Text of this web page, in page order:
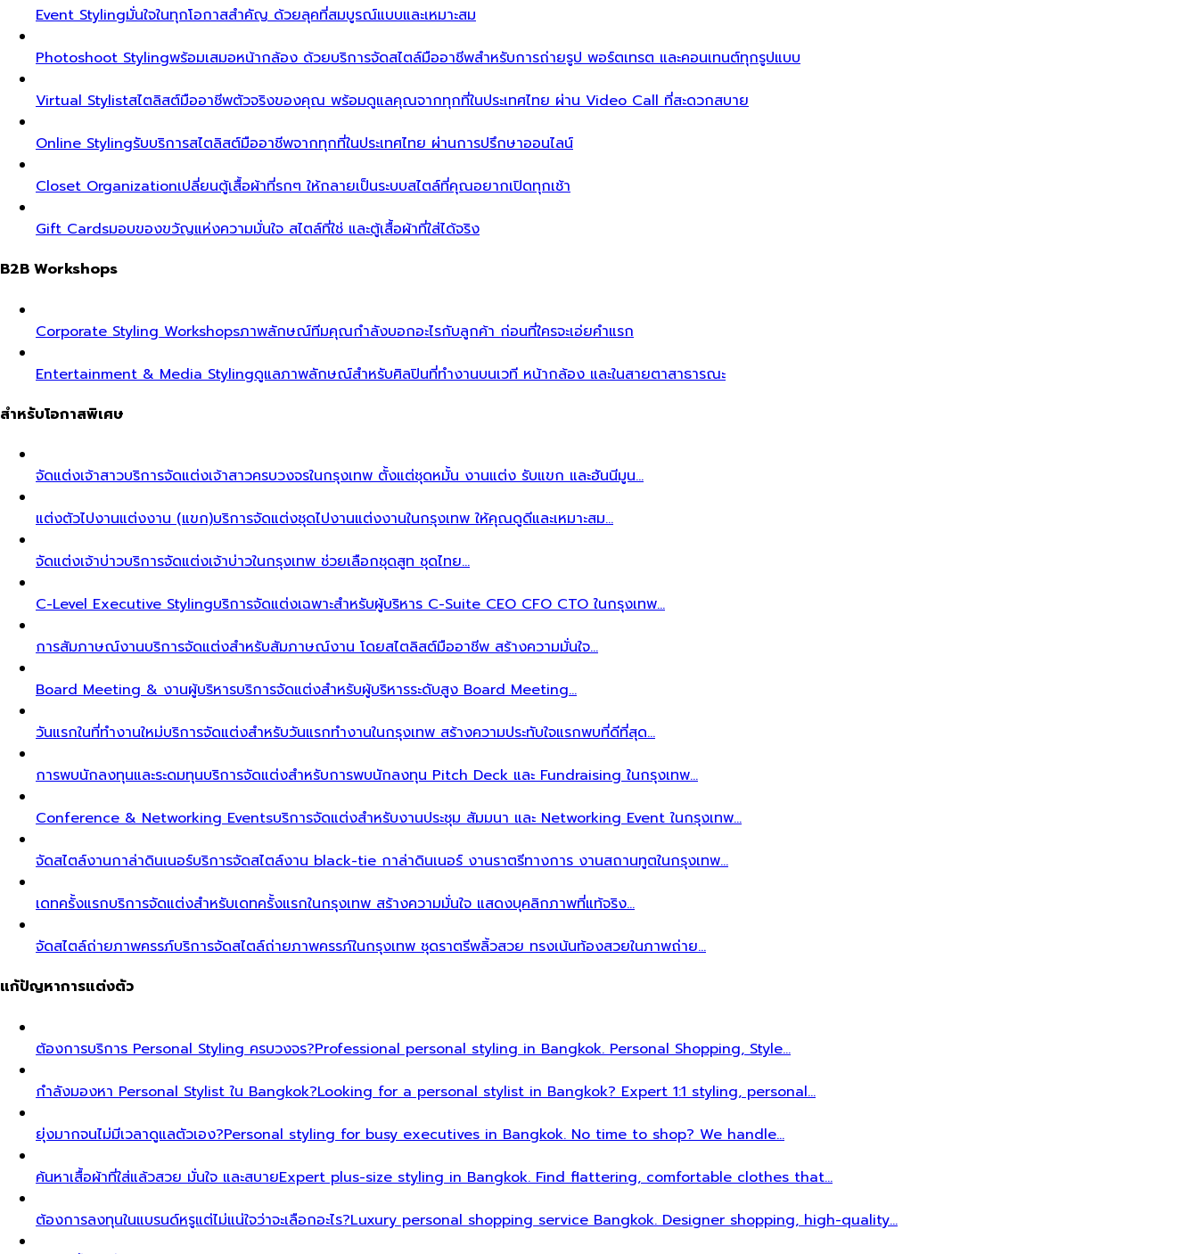
Event Stylingมั่นใจในทุกโอกาสสำคัญ ด้วยลุคที่สมบูรณ์แบบและเหมาะสม
Photoshoot Stylingพร้อมเสมอหน้ากล้อง ด้วยบริการจัดสไตล์มืออาชีพสำหรับการถ่ายรูป พอร์ตเทรต และคอนเทนต์ทุกรูปแบบ
Virtual Stylistสไตลิสต์มืออาชีพตัวจริงของคุณ พร้อมดูแลคุณจากทุกที่ในประเทศไทย ผ่าน Video Call ที่สะดวกสบาย
Online Stylingรับบริการสไตลิสต์มืออาชีพจากทุกที่ในประเทศไทย ผ่านการปรึกษาออนไลน์
Closet Organizationเปลี่ยนตู้เสื้อผ้าที่รกๆ ให้กลายเป็นระบบสไตล์ที่คุณอยากเปิดทุกเช้า
Gift Cardsมอบของขวัญแห่งความมั่นใจ สไตล์ที่ใช่ และตู้เสื้อผ้าที่ใส่ได้จริง
B2B Workshops
Corporate Styling Workshopsภาพลักษณ์ทีมคุณกำลังบอกอะไรกับลูกค้า ก่อนที่ใครจะเอ่ยคำแรก
Entertainment & Media Stylingดูแลภาพลักษณ์สำหรับศิลปินที่ทำงานบนเวที หน้ากล้อง และในสายตาสาธารณะ
สำหรับโอกาสพิเศษ
จัดแต่งเจ้าสาวบริการจัดแต่งเจ้าสาวครบวงจรในกรุงเทพ ตั้งแต่ชุดหมั้น งานแต่ง รับแขก และฮันนีมูน…
แต่งตัวไปงานแต่งงาน (แขก)บริการจัดแต่งชุดไปงานแต่งงานในกรุงเทพ ให้คุณดูดีและเหมาะสม…
จัดแต่งเจ้าบ่าวบริการจัดแต่งเจ้าบ่าวในกรุงเทพ ช่วยเลือกชุดสูท ชุดไทย…
C-Level Executive Stylingบริการจัดแต่งเฉพาะสำหรับผู้บริหาร C-Suite CEO CFO CTO ในกรุงเทพ…
การสัมภาษณ์งานบริการจัดแต่งสำหรับสัมภาษณ์งาน โดยสไตลิสต์มืออาชีพ สร้างความมั่นใจ…
Board Meeting & งานผู้บริหารบริการจัดแต่งสำหรับผู้บริหารระดับสูง Board Meeting…
วันแรกในที่ทำงานใหม่บริการจัดแต่งสำหรับวันแรกทำงานในกรุงเทพ สร้างความประทับใจแรกพบที่ดีที่สุด…
การพบนักลงทุนและระดมทุนบริการจัดแต่งสำหรับการพบนักลงทุน Pitch Deck และ Fundraising ในกรุงเทพ…
Conference & Networking Eventsบริการจัดแต่งสำหรับงานประชุม สัมมนา และ Networking Event ในกรุงเทพ…
จัดสไตล์งานกาล่าดินเนอร์บริการจัดสไตล์งาน black-tie กาล่าดินเนอร์ งานราตรีทางการ งานสถานทูตในกรุงเทพ…
เดทครั้งแรกบริการจัดแต่งสำหรับเดทครั้งแรกในกรุงเทพ สร้างความมั่นใจ แสดงบุคลิกภาพที่แท้จริง…
จัดสไตล์ถ่ายภาพครรภ์บริการจัดสไตล์ถ่ายภาพครรภ์ในกรุงเทพ ชุดราตรีพลิ้วสวย ทรงเน้นท้องสวยในภาพถ่าย…
แก้ปัญหาการแต่งตัว
ต้องการบริการ Personal Styling ครบวงจร?Professional personal styling in Bangkok. Personal Shopping, Style…
กำลังมองหา Personal Stylist ใน Bangkok?Looking for a personal stylist in Bangkok? Expert 1:1 styling, personal…
ยุ่งมากจนไม่มีเวลาดูแลตัวเอง?Personal styling for busy executives in Bangkok. No time to shop? We handle…
ค้นหาเสื้อผ้าที่ใส่แล้วสวย มั่นใจ และสบายExpert plus-size styling in Bangkok. Find flattering, comfortable clothes that…
ต้องการลงทุนในแบรนด์หรูแต่ไม่แน่ใจว่าจะเลือกอะไร?Luxury personal shopping service Bangkok. Designer shopping, high-quality…